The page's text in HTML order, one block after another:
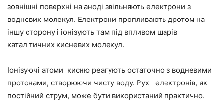
зовнішні поверхні на аноді звільняють електрони з
водневих молекул. Електрони пропливають дротом на
іншу сторону і іонізують там під впливом шарів
каталітичних кисневих молекул.
Іонізуючі атоми кисню реагують остаточно з водневими
протонами, створюючи чисту воду. Рух електронів, як
постійний струм, може бути використаний практично.